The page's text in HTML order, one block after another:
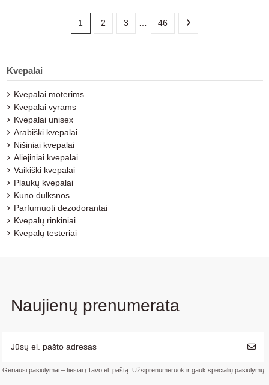
1 2 3 46
Kvepalai
Kvepalai moterims
Kvepalai vyrams
Kvepalai unisex
Arabiški kvepalai
Nišiniai kvepalai
Aliejiniai kvepalai
Vaikiški kvepalai
Plaukų kvepalai
Kūno dulksnos
Parfumuoti dezodorantai
Kvepalų rinkiniai
Kvepalų testeriai
Naujienų prenumerata
Geriausi pasiūlymai – tiesiai į Tavo el. paštą. Užsiprenumeruok ir gauk specialių pasiūlymų